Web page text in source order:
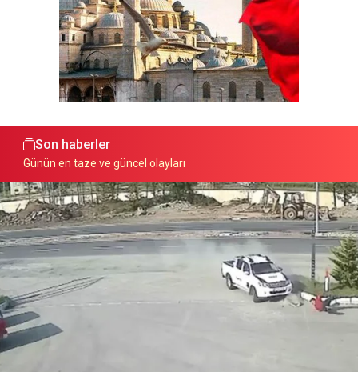
Son haberler
Günün en taze ve güncel olayları